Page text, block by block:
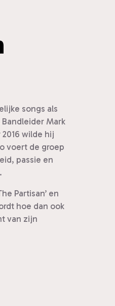
songs als
Bandleider Mark
wilde hij
voert de groep
passie en
Partisan’ en
hoe dan ook
van zijn